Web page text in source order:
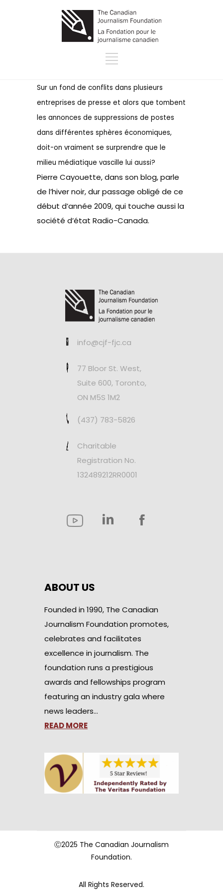
Sur un fond de conflits dans plusieurs
entreprises de presse et alors que tombent
les annonces de suppressions de postes
dans différentes sphères économiques,
doit-on vraiment se surprendre que le
milieu médiatique vascille lui aussi?
Pierre Cayouette, dans son blog, parle
de l’hiver noir, dur passage obligé de ce
début d’année 2009, qui touche aussi la
société d’état Radio-Canada.
info@cjf-fjc.ca
77 Bloor St. West,
Suite 600, Toronto,
ON M5S 1M2
(437) 783-5826
Charitable
Registration No.
132489212RR0001
ABOUT US
Founded in 1990, The Canadian
Journalism Foundation promotes,
celebrates and facilitates
excellence in journalism. The
foundation runs a prestigious
awards and fellowships program
featuring an industry gala where
news leaders…
READ MORE
Ⓒ2025 The Canadian Journalism
Foundation.
All Rights Reserved.